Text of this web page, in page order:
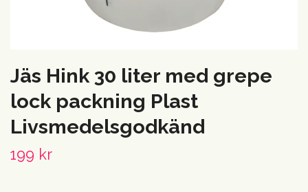
Jäs Hink 30 liter med grepe
lock packning Plast
Livsmedelsgodkänd
199 kr